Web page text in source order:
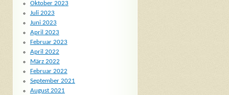
Oktober 2023
Juli 2023
Juni 2023
April 2023
Februar 2023
April 2022
März 2022
Februar 2022
September 2021
August 2021